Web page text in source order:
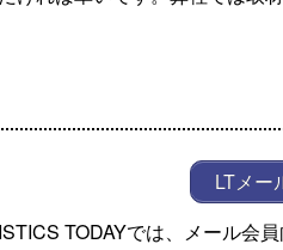
LTメー
TODAYでは、メール会